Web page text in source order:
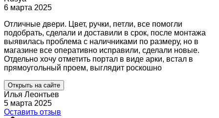
6 марта 2025
Отличные двери. Цвет, ручки, петли, все помогли
подобрать, сделали и доставили в срок, после монтажа
выявилась проблема с наличниками по размеру, но в
магазине все оперативно исправили, сделали новые.
Отдельно хочу отметить портал в виде арки, встал в
прямоугольный проем, выглядит роскошно
Открыть на сайте
Илья Леонтьев
5 марта 2025
Оставить отзыв